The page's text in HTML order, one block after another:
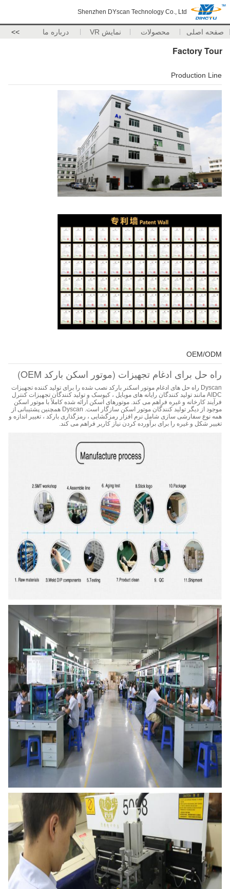
Shenzhen DYscan Technology Co., Ltd
صفحه اصلی محصولات نمایش VR درباره ما >>
Factory Tour
Production Line
OEM/ODM
راه حل برای ادغام تجهیزات (موتور اسکن بارکد OEM)
Dyscan راه حل های ادغام موتور اسکنر بارکد نصب شده را برای تولید کننده تجهیزات
AIDC مانند تولید کنندگان رایانه های موبایل ، کیوسک و تولید کنندگان تجهیزات کنترل
فرآیند کارخانه و غیره فراهم می کند. موتورهای اسکن ارائه شده کاملاً با موتور اسکن
موجود از دیگر تولید کنندگان موتور اسکن سازگار است. Dyscan همچنین پشتیبانی از
همه نوع سفارشی سازی شامل نرم افزار رمزگشایی ، رمزگذاری بارکد ، تغییر اندازه و
تغییر شکل و غیره را برای برآورده کردن نیاز کاربر فراهم می کند.